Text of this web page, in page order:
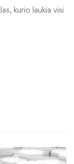
kurio laukia visi